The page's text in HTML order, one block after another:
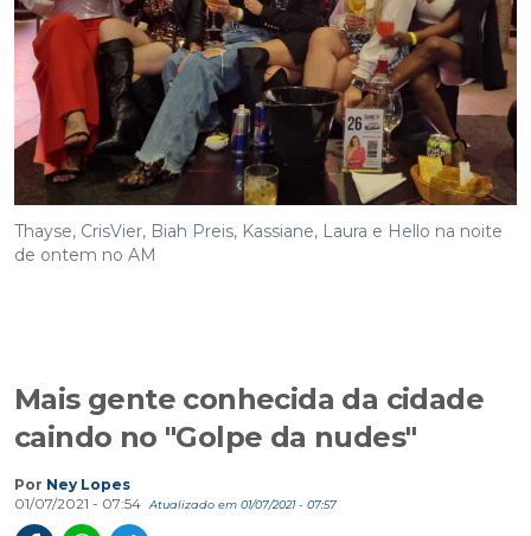
Thayse, CrisVier, Biah Preis, Kassiane, Laura e Hello na noite
de ontem no AM
Mais gente conhecida da cidade
caindo no "Golpe da nudes"
Por Ney Lopes
01/07/2021 - 07:54
Atualizado em 01/07/2021 - 07:57